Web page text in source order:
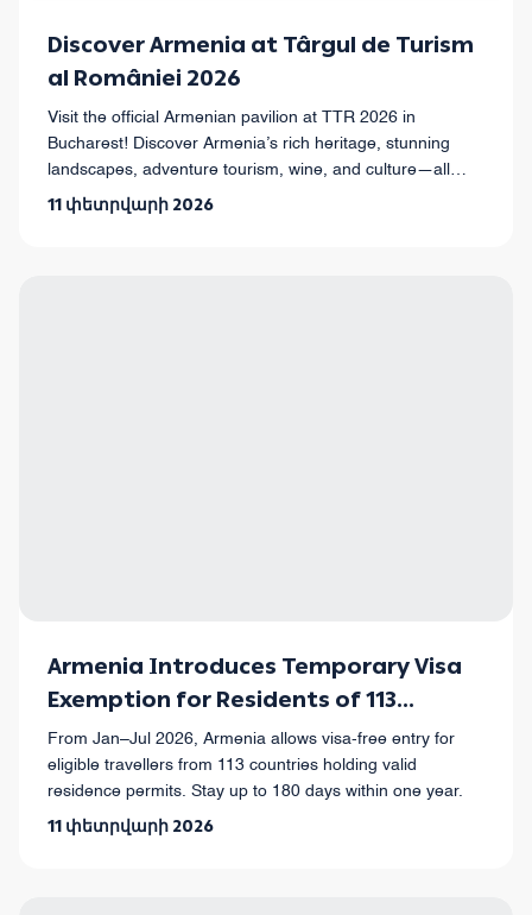
Discover Armenia at Târgul de Turism
al României 2026
Visit the official Armenian pavilion at TTR 2026 in
Bucharest! Discover Armenia’s rich heritage, stunning
landscapes, adventure tourism, wine, and culture—all
easily accessible from Romania.
11 փետրվարի 2026
Armenia Introduces Temporary Visa
Exemption for Residents of 113
Countries
From Jan–Jul 2026, Armenia allows visa-free entry for
eligible travellers from 113 countries holding valid
residence permits. Stay up to 180 days within one year.
11 փետրվարի 2026